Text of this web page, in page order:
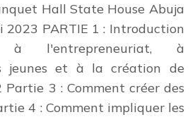
Hall State House Abuja
2023 PARTIE 1 : Introduction
l'entrepreneuriat, à
jeunes et à la création de
Partie 3 : Comment créer des
4 : Comment impliquer les